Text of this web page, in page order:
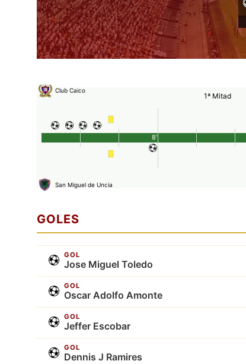
Club Caico
1ª Mitad
San Miguel de Uncia
8'
GOLES
GOL
Jose Miguel Toledo
GOL
Oscar Adolfo Amonte
GOL
Jeffer Escobar
GOL
Dennis J Ramires